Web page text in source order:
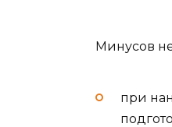
Минусов
при